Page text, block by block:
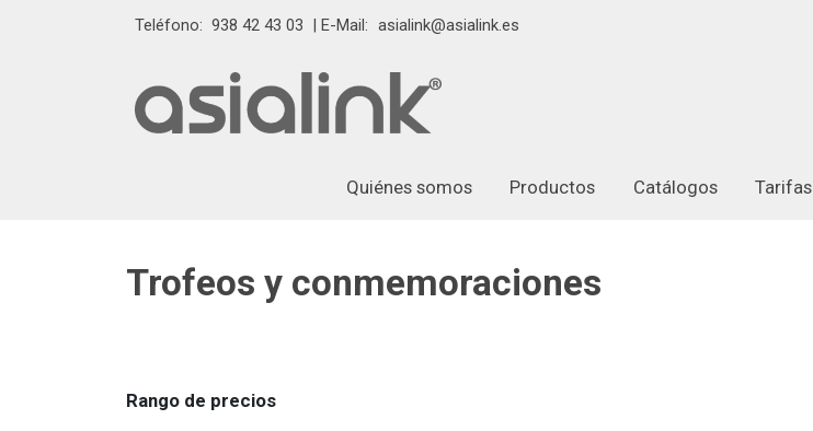
Teléfono: 938 42 43 03 | E-Mail: asialink@asialink.es
Quiénes somos Productos Catálogos Tarifas
Trofeos y conmemoraciones
Rango de precios